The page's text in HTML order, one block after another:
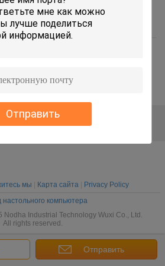
Отправить
Отправить
мы Карта сайта
Privacy Policy
настольного компьютера
Industrial Technology Wuxi Co., Ltd.
All rights reserved.